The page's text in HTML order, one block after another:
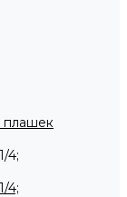
плашек
4;
4;